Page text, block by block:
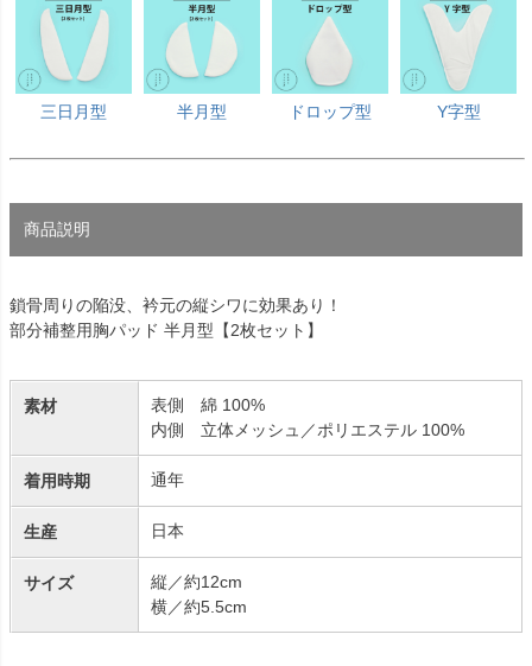
三日月型 半月型 ドロップ型 Y字型
商品説明
鎖骨周りの陥没、衿元の縦シワに効果あり！
部分補整用胸パッド 半月型【2枚セット】
素材
表側 綿 100%
内側 立体メッシュ／ポリエステル 100%
着用時期 通年
生産 日本
サイズ
縦／約12cm
横／約5.5cm